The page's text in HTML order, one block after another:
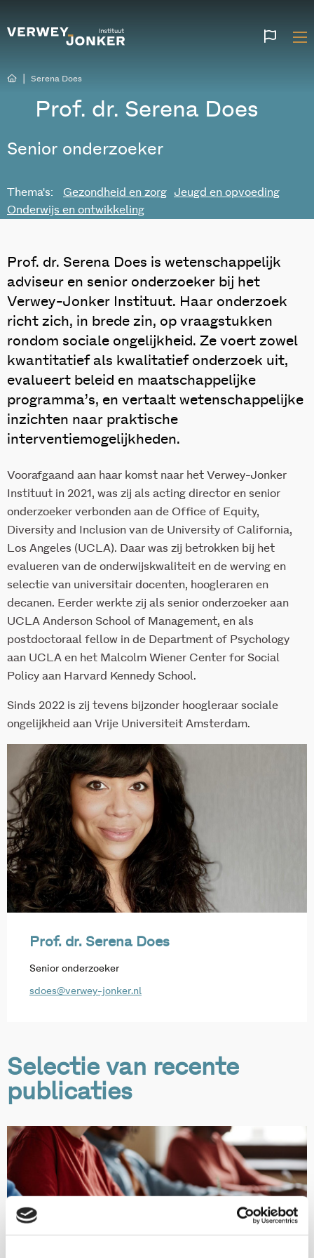
Serena Does
Prof. dr. Serena Does
Senior onderzoeker
Thema's: Gezondheid en zorg
Jeugd en opvoeding
Onderwijs en ontwikkeling
Prof. dr. Serena Does is wetenschappelijk
adviseur en senior onderzoeker bij het
Verwey-Jonker Instituut. Haar onderzoek
richt zich, in brede zin, op vraagstukken
rondom sociale ongelijkheid. Ze voert zowel
kwantitatief als kwalitatief onderzoek uit,
evalueert beleid en maatschappelijke
programma’s, en vertaalt wetenschappelijke
inzichten naar praktische
interventiemogelijkheden.
Voorafgaand aan haar komst naar het Verwey-Jonker
Instituut in 2021, was zij als acting director en senior
onderzoeker verbonden aan de Office of Equity,
Diversity and Inclusion van de University of California,
Los Angeles (UCLA). Daar was zij betrokken bij het
evalueren van de onderwijskwaliteit en de werving en
selectie van universitair docenten, hoogleraren en
decanen. Eerder werkte zij als senior onderzoeker aan
UCLA Anderson School of Management, en als
postdoctoraal fellow in de Department of Psychology
aan UCLA en het Malcolm Wiener Center for Social
Policy aan Harvard Kennedy School.
Sinds 2022 is zij tevens bijzonder hoogleraar sociale
ongelijkheid aan Vrije Universiteit Amsterdam.
Prof. dr. Serena Does
Senior onderzoeker
sdoes@verwey-jonker.nl
Selectie van recente
publicaties